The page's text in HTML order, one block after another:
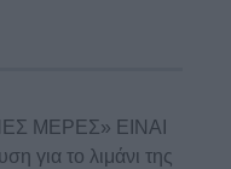
ΜΕΡΕΣ» ΕΙΝΑΙ
για το λιμάνι της